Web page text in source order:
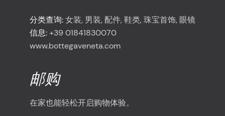
分类查询:女装, 男装, 配件, 鞋类, 珠宝首饰, 眼镜
信息: +39 01841830070
www.bottegaveneta.com
邮购
在家也能轻松开启购物体验。